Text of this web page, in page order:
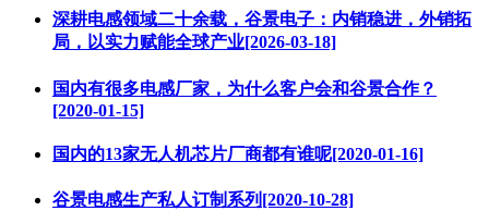
深耕电感领域二十余载，谷景电子：内销稳进，外销拓
局，以实力赋能全球产业[2026-03-18]
国内有很多电感厂家，为什么客户会和谷景合作？
[2020-01-15]
国内的13家无人机芯片厂商都有谁呢[2020-01-16]
谷景电感生产私人订制系列[2020-10-28]